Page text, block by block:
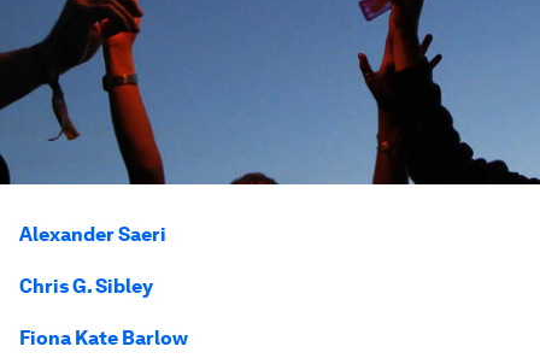
Alexander Saeri
Chris G. Sibley
Fiona Kate Barlow